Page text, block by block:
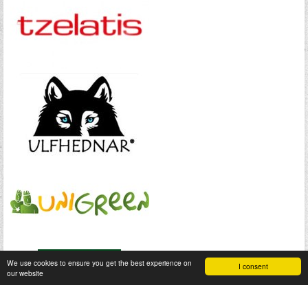
I consent
We use cookies to ensure you get the best experience on
our website